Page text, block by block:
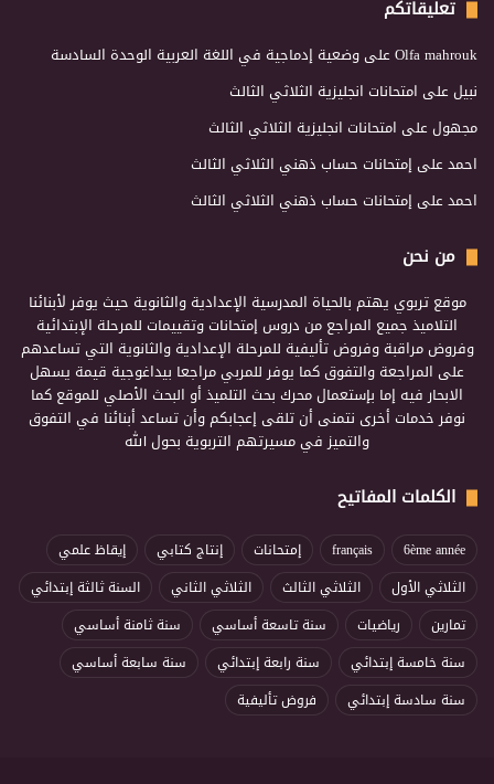
تعليقاتكم
Olfa mahroukعلى وضعية إدماجية في اللغة العربية الوحدة السادسة
نبيلعلى امتحانات انجليزية الثلاثي الثالث
مجهولعلى امتحانات انجليزية الثلاثي الثالث
احمدعلى إمتحانات حساب ذهني الثلاثي الثالث
احمدعلى إمتحانات حساب ذهني الثلاثي الثالث
من نحن
موقع تربوي يهتم بالحياة المدرسية الإعدادية والثانوية حيث يوفر لأبنائنا
التلاميذ جميع المراجع من دروس إمتحانات وتقييمات للمرحلة الإبتدائية
وفروض مراقبة وفروض تأليفية للمرحلة الإعدادية والثانوية التي تساعدهم
على المراجعة والتفوق كما يوفر للمربي مراجعا بيداغوجية قيمة يسهل
الابحار فيه إما بإستعمال محرك بحث التلميذ أو البحث الأصلي للموقع كما
نوفر خدمات أخرى نتمنى أن تلقى إعجابكم وأن تساعد أبنائنا في التفوق
والتميز في مسيرتهم التربوية بحول الله
الكلمات المفاتيح
6ème année
français إمتحانات إنتاج كتابي
إيقاظ علمي
الثلاثي الأول
الثلاثي الثالث الثلاثي الثاني
السنة ثالثة إبتدائي
تمارين
رياضيات سنة تاسعة أساسي
سنة ثامنة أساسي
سنة خامسة إبتدائي
سنة رابعة إبتدائي
سنة سابعة أساسي
سنة سادسة إبتدائي
فروض تأليفية